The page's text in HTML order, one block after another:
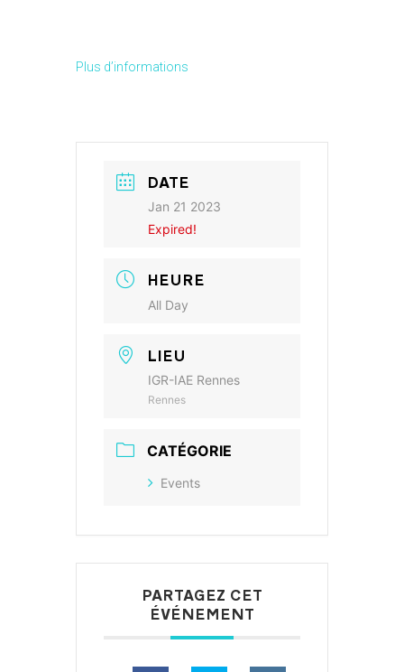
Plus d’informations
DATE
Jan 21 2023
Expired!
HEURE
All Day
LIEU
IGR-IAE Rennes
Rennes
CATÉGORIE
Events
PARTAGEZ CET
ÉVÉNEMENT